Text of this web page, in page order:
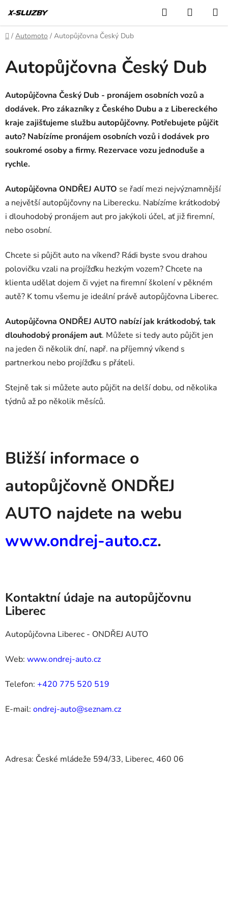
na
obsah
Hledat
KOŠÍK
Domů
/ Automoto / Autopůjčovna Český Dub
Autopůjčovna Český Dub
Autopůjčovna Český Dub - pronájem osobních vozů a
dodávek. Pro zákazníky z Českého Dubu a z Libereckého
kraje zajišťujeme službu autopůjčovny. Potřebujete půjčit
auto? Nabízíme pronájem osobních vozů i dodávek pro
soukromé osoby a firmy. Rezervace vozu jednoduše a
rychle.
Autopůjčovna ONDŘEJ AUTO se řadí mezi nejvýznamnější
a největší autopůjčovny na Liberecku. Nabízíme krátkodobý
i dlouhodobý pronájem aut pro jakýkoli účel, ať již firemní,
nebo osobní.
Chcete si půjčit auto na víkend? Rádi byste svou drahou
polovičku vzali na projížďku hezkým vozem? Chcete na
klienta udělat dojem či vyjet na firemní školení v pěkném
autě? K tomu všemu je ideální právě autopůjčovna Liberec.
Autopůjčovna ONDŘEJ AUTO nabízí jak krátkodobý, tak
dlouhodobý pronájem aut. Můžete si tedy auto půjčit jen
na jeden či několik dní, např. na příjemný víkend s
partnerkou nebo projížďku s přáteli.
Stejně tak si můžete auto půjčit na delší dobu, od několika
týdnů až po několik měsíců.
Bližší informace o
autopůjčovně ONDŘEJ
AUTO najdete na webu
www.ondrej-auto.cz.
Kontaktní údaje na autopůjčovnu
Liberec
Autopůjčovna Liberec - ONDŘEJ AUTO
Web: www.ondrej-auto.cz
Telefon: +420 775 520 519
E-mail: ondrej-auto@seznam.cz
Adresa: České mládeže 594/33, Liberec, 460 06